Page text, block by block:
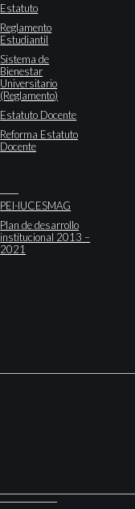
Estatuto
Reglamento
Estudiantil
Sistema de
Bienestar
Universitario
(Reglamento)
Estatuto Docente
Reforma Estatuto
Docente
PEI-IUCESMAG
Plan de desarrollo
institucional 2013 –
2021